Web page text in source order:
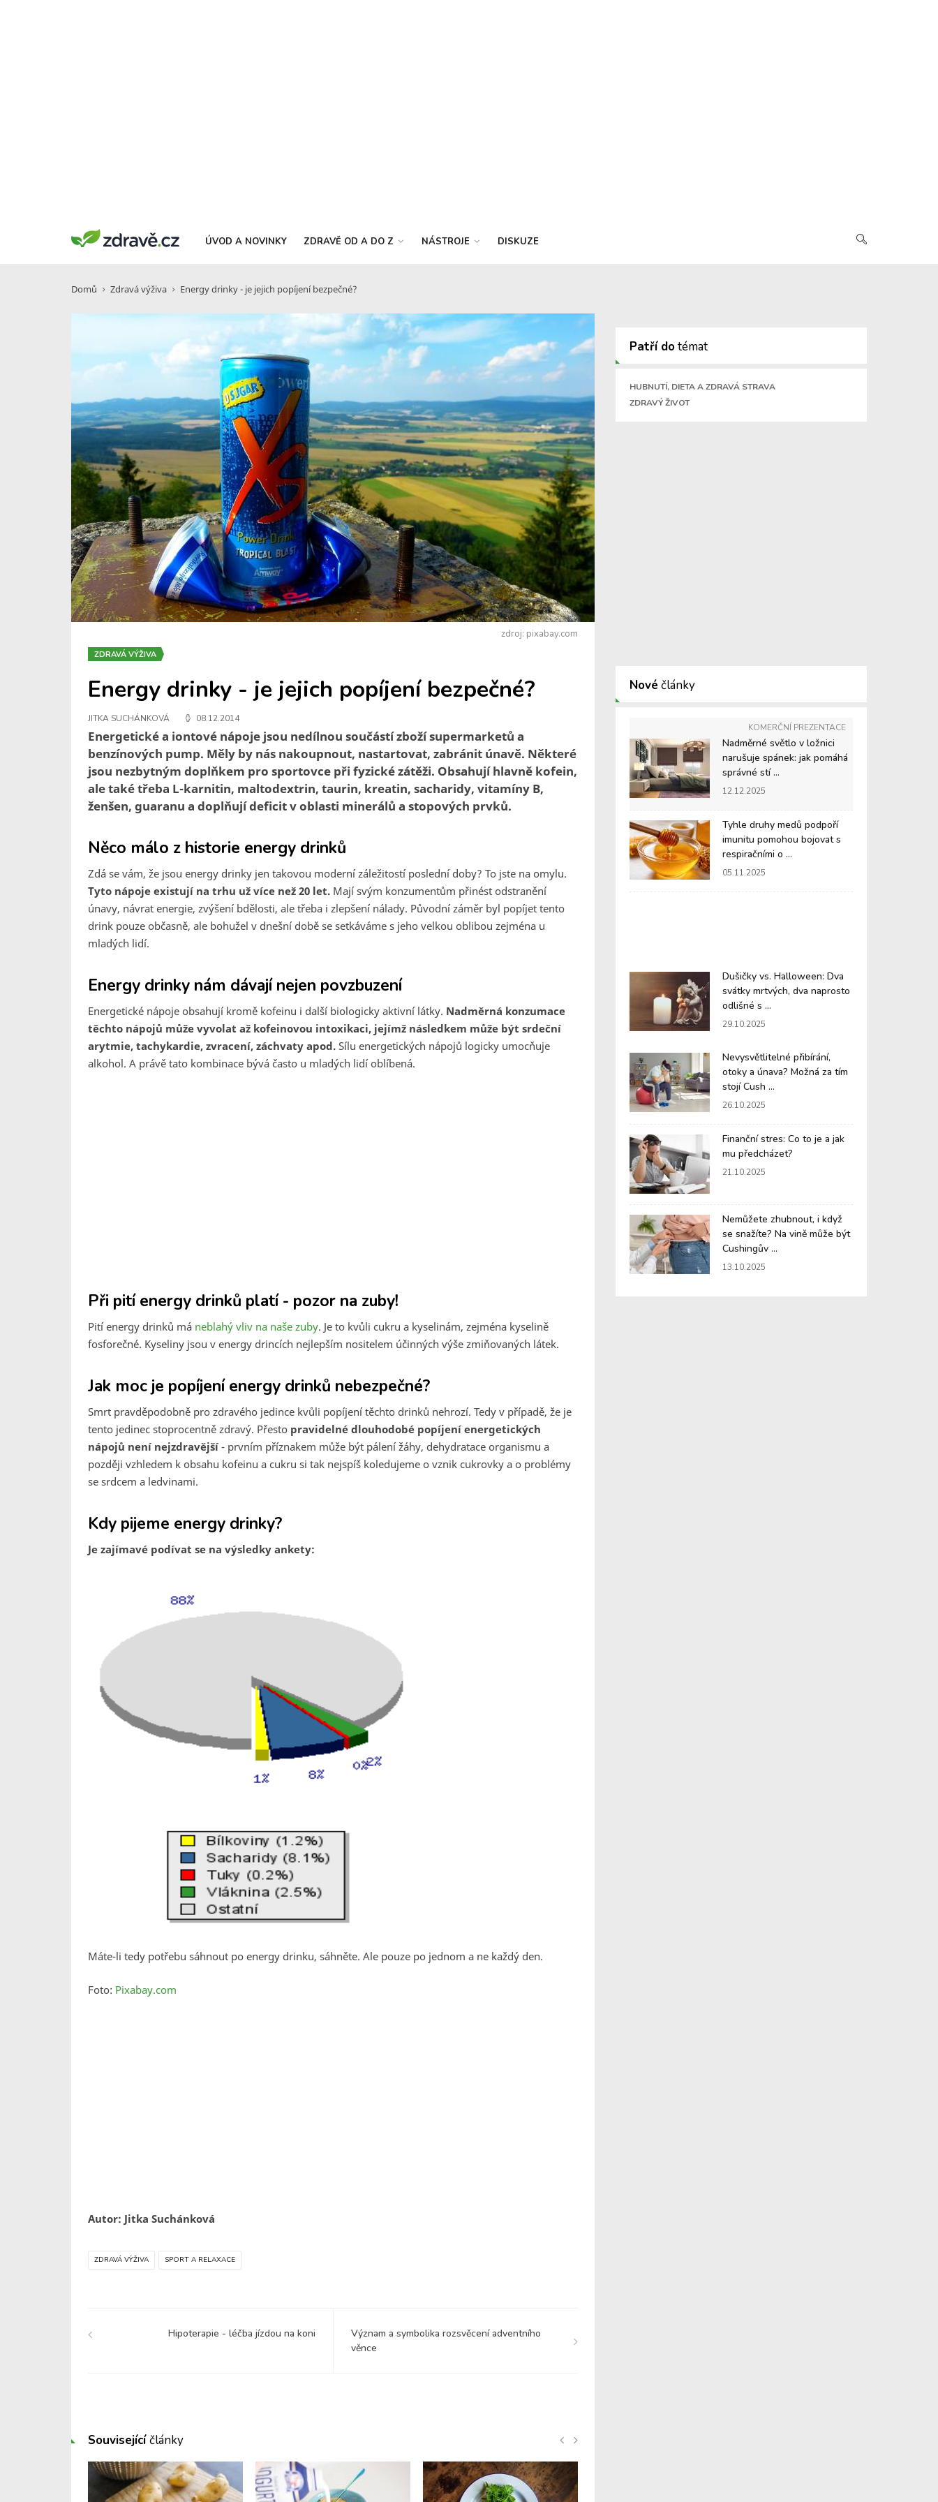
ÚVOD A NOVINKY ZDRAVĚ OD A DO Z NÁSTROJE DISKUZE
Domů Zdravá výživa Energy drinky - je jejich popíjení bezpečné?
zdroj: pixabay.com
ZDRAVÁ VÝŽIVA
Energy drinky - je jejich popíjení bezpečné?
JITKA SUCHÁNKOVÁ 08.12.2014
Energetické a iontové nápoje jsou nedílnou součástí zboží supermarketů a
benzínových pump. Měly by nás nakoupnout, nastartovat, zabránit únavě. Některé
jsou nezbytným doplňkem pro sportovce při fyzické zátěži. Obsahují hlavně kofein,
ale také třeba L-karnitin, maltodextrin, taurin, kreatin, sacharidy, vitamíny B,
ženšen, guaranu a doplňují deficit v oblasti minerálů a stopových prvků.
Něco málo z historie energy drinků
Zdá se vám, že jsou energy drinky jen takovou moderní záležitostí poslední doby? To jste na omylu.
Tyto nápoje existují na trhu už více než 20 let. Mají svým konzumentům přinést odstranění
únavy, návrat energie, zvýšení bdělosti, ale třeba i zlepšení nálady. Původní záměr byl popíjet tento
drink pouze občasně, ale bohužel v dnešní době se setkáváme s jeho velkou oblibou zejména u
mladých lidí.
Energy drinky nám dávají nejen povzbuzení
Energetické nápoje obsahují kromě kofeinu i další biologicky aktivní látky. Nadměrná konzumace
těchto nápojů může vyvolat až kofeinovou intoxikaci, jejímž následkem může být srdeční
arytmie, tachykardie, zvracení, záchvaty apod. Sílu energetických nápojů logicky umocňuje
alkohol. A právě tato kombinace bývá často u mladých lidí oblíbená.
Při pití energy drinků platí - pozor na zuby!
Pití energy drinků má neblahý vliv na naše zuby. Je to kvůli cukru a kyselinám, zejména kyselině
fosforečné. Kyseliny jsou v energy drincích nejlepším nositelem účinných výše zmiňovaných látek.
Jak moc je popíjení energy drinků nebezpečné?
Smrt pravděpodobně pro zdravého jedince kvůli popíjení těchto drinků nehrozí. Tedy v případě, že je
tento jedinec stoprocentně zdravý. Přesto pravidelné dlouhodobé popíjení energetických
nápojů není nejzdravější - prvním příznakem může být pálení žáhy, dehydratace organismu a
později vzhledem k obsahu kofeinu a cukru si tak nejspíš koledujeme o vznik cukrovky a o problémy
se srdcem a ledvinami.
Kdy pijeme energy drinky?
Je zajímavé podívat se na výsledky ankety:
Máte-li tedy potřebu sáhnout po energy drinku, sáhněte. Ale pouze po jednom a ne každý den.
Foto: Pixabay.com
Autor: Jitka Suchánková
ZDRAVÁ VÝŽIVA SPORT A RELAXACE
Hipoterapie - léčba jízdou na koni
Význam a symbolika rozsvěcení adventního
věnce
Patří dotémat
HUBNUTÍ, DIETA A ZDRAVÁ STRAVA
ZDRAVÝ ŽIVOT
Nové články
KOMERČNÍ PREZENTACE
Nadměrné světlo v ložnici
narušuje spánek: jak pomáhá
správné stí ...
12.12.2025
Tyhle druhy medů podpoří
imunitu pomohou bojovat s
respiračními o ...
05.11.2025
Dušičky vs. Halloween: Dva
svátky mrtvých, dva naprosto
odlišné s ...
29.10.2025
Nevysvětlitelné přibírání,
otoky a únava? Možná za tím
stojí Cush ...
26.10.2025
Finanční stres: Co to je a jak
mu předcházet?
21.10.2025
Nemůžete zhubnout, i když
se snažíte? Na vině může být
Cushingův ...
13.10.2025
Souvisejícíčlánky